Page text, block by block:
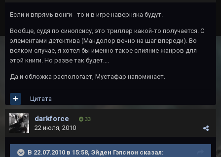
Если и впрямь вонги - то и в игре наверняка будут.
Вообще, судя по синопсису, это триллер какой-то получается. С
элементами детектива (Мандолор вечно на шаг впереди). Во
всяком случае, я хотел бы именно такое слияние жанров для
этой книги. Но разве так будет....
Да и обложка распологает, Мустафар напоминает.
Цитата
darkforce 33
22 июля, 2010
В 22.07.2010 в 15:58, Эйден Гэлсион сказал: